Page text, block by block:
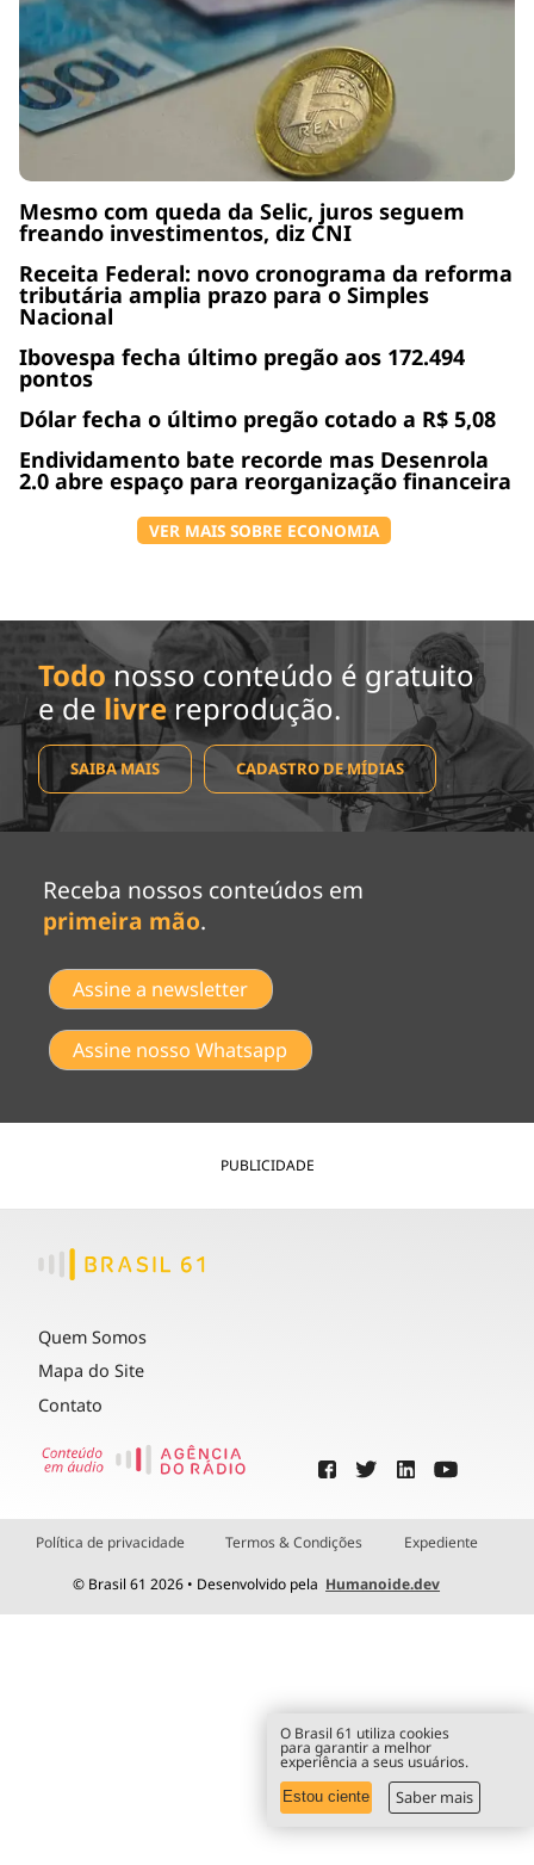
Mesmo com queda da Selic, juros seguem
freando investimentos, diz CNI
Receita Federal: novo cronograma da reforma
tributária amplia prazo para o Simples
Nacional
Ibovespa fecha último pregão aos 172.494
pontos
Dólar fecha o último pregão cotado a R$ 5,08
Endividamento bate recorde mas Desenrola
2.0 abre espaço para reorganização financeira
VER MAIS SOBRE ECONOMIA
Todo nosso conteúdo é gratuito
e de livrereprodução.
SAIBA MAIS CADASTRO DE MÍDIAS
Receba nossos conteúdos em
primeira mão.
Assine a newsletter
Assine nosso Whatsapp
PUBLICIDADE
Quem Somos
Mapa do Site
Contato
Política de privacidade Termos & Condições Expediente
© Brasil 61 2026 • Desenvolvido pela Humanoide.dev
O Brasil 61 utiliza cookies
para garantir a melhor
experiência a seus usuários.
Estou ciente Saber mais